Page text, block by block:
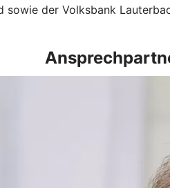
der Volksbank